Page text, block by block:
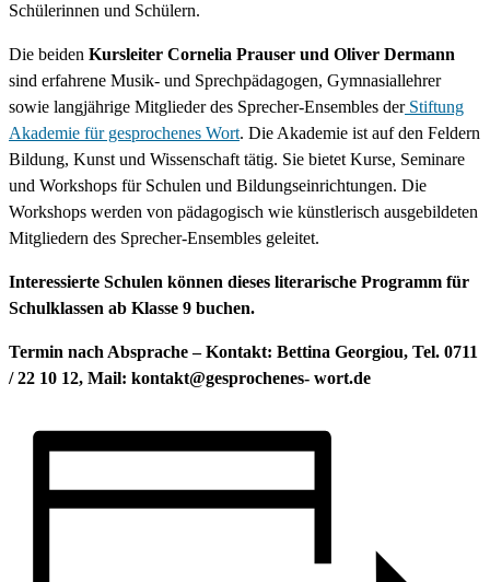
Schülerinnen und Schülern.
Die beiden Kursleiter Cornelia Prauser und Oliver Dermann
sind erfahrene Musik- und Sprechpädagogen, Gymnasiallehrer
sowie langjährige Mitglieder des Sprecher-Ensembles derStiftung
Akademie für gesprochenes Wort. Die Akademie ist auf den Feldern
Bildung, Kunst und Wissenschaft tätig. Sie bietet Kurse, Seminare
und Workshops für Schulen und Bildungseinrichtungen. Die
Workshops werden von pädagogisch wie künstlerisch ausgebildeten
Mitgliedern des Sprecher-Ensembles geleitet.
Interessierte Schulen können dieses literarische Programm für
Schulklassen ab Klasse 9 buchen.
Termin nach Absprache – Kontakt: Bettina Georgiou, Tel. 0711
/ 22 10 12, Mail: kontakt@gesprochenes- wort.de